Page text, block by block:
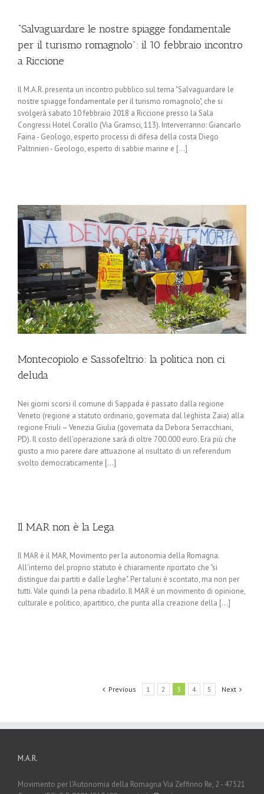
“Salvaguardare le nostre spiagge fondamentale
per il turismo romagnolo”: il 10 febbraio incontro
a Riccione
Il M.A.R. presenta un incontro pubblico sul tema "Salvaguardare le
nostre spiagge fondamentale per il turismo romagnolo", che si
svolgerà sabato 10 febbraio 2018 a Riccione presso la Sala
Congressi Hotel Corallo (Via Gramsci, 113). Interverranno: Giancarlo
Faina - Geologo, esperto processi di difesa della costa Diego
Paltrinieri - Geologo, esperto di sabbie marine e [...]
Montecopiolo e Sassofeltrio: la politica non ci
deluda
Nei giorni scorsi il comune di Sappada è passato dalla regione
Veneto (regione a statuto ordinario, governata dal leghista Zaia) alla
regione Friuli – Venezia Giulia (governata da Debora Serracchiani,
PD). Il costo dell’operazione sarà di oltre 700.000 euro. Era più che
giusto a mio parere dare attuazione al risultato di un referendum
svolto democraticamente [...]
Il MAR non è la Lega
Il MAR è il MAR, Movimento per la autonomia della Romagna.
All'interno del proprio statuto è chiaramente riportato che "si
distingue dai partiti e dalle Leghe". Per taluni è scontato, ma non per
tutti. Vale quindi la pena ribadirlo. Il MAR è un movimento di opinione,
culturale e politico, apartitico, che punta alla creazione della [...]
Previous 1 2 3 4 5 Next
M.A.R.
Movimento per l'Autonomia della Romagna Via Zeffirino Re, 2 - 47521